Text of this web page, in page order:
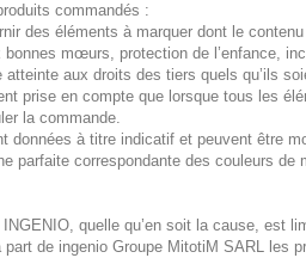
commandés :
des éléments à marquer dont le
mœurs, protection de l’enfance,
atteinte aux droits des tiers quels qu’ils
prise en compte que lorsque tous les
la commande.
données à titre indicatif et peuvent être
parfaite correspondante des couleurs de
quelle qu’en soit la cause, est
part de ingenio Groupe MitotiM SARL